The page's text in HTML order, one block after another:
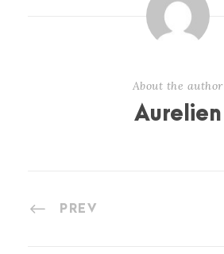
About the author
Aurelien
PREV